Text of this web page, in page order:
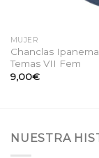
MUJER
Chanclas
Temas VII Fem
9,00€
NUESTRA